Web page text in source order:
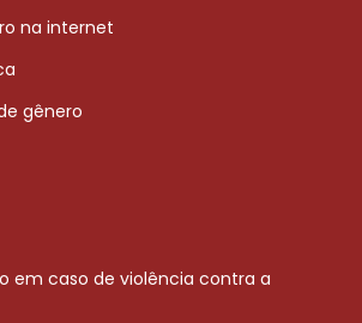
na internet
gênero
em caso de violência contra a